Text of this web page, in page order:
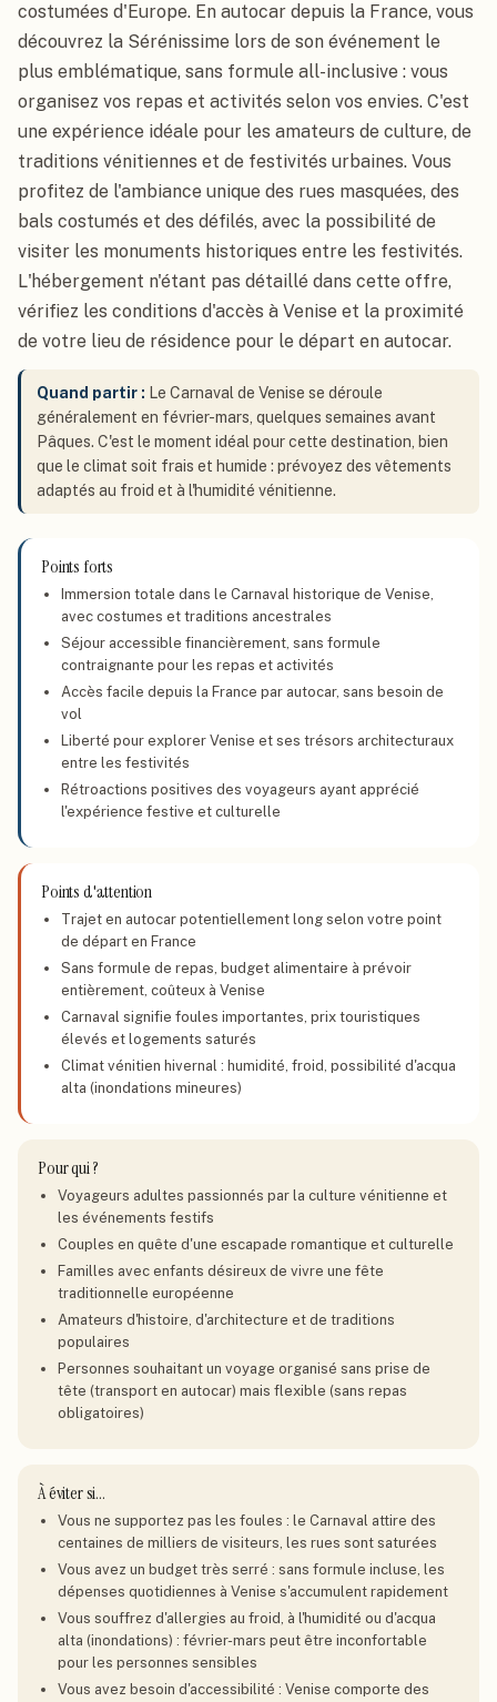
Séjour Italie
Carnaval de Venise 2011 -
Clôture 5J/4N (en autocar)
Venise, Italie
costumées d'Europe. En autocar depuis la France, vous
découvrez la Sérénissime lors de son événement le
plus emblématique, sans formule all-inclusive : vous
organisez vos repas et activités selon vos envies. C'est
une expérience idéale pour les amateurs de culture, de
traditions vénitiennes et de festivités urbaines. Vous
profitez de l'ambiance unique des rues masquées, des
bals costumés et des défilés, avec la possibilité de
visiter les monuments historiques entre les festivités.
L'hébergement n'étant pas détaillé dans cette offre,
vérifiez les conditions d'accès à Venise et la proximité
de votre lieu de résidence pour le départ en autocar.
Quand partir : Le Carnaval de Venise se déroule
généralement en février-mars, quelques semaines avant
Pâques. C'est le moment idéal pour cette destination, bien
que le climat soit frais et humide : prévoyez des vêtements
adaptés au froid et à l'humidité vénitienne.
Points forts
Immersion totale dans le Carnaval historique de Venise,
avec costumes et traditions ancestrales
Séjour accessible financièrement, sans formule
contraignante pour les repas et activités
Accès facile depuis la France par autocar, sans besoin de
vol
Liberté pour explorer Venise et ses trésors architecturaux
entre les festivités
Rétroactions positives des voyageurs ayant apprécié
l'expérience festive et culturelle
Points d'attention
Trajet en autocar potentiellement long selon votre point
de départ en France
Sans formule de repas, budget alimentaire à prévoir
entièrement, coûteux à Venise
Carnaval signifie foules importantes, prix touristiques
élevés et logements saturés
Climat vénitien hivernal : humidité, froid, possibilité d'acqua
alta (inondations mineures)
Pour qui ?
Voyageurs adultes passionnés par la culture vénitienne et
les événements festifs
Couples en quête d'une escapade romantique et culturelle
Familles avec enfants désireux de vivre une fête
traditionnelle européenne
Amateurs d'histoire, d'architecture et de traditions
populaires
Personnes souhaitant un voyage organisé sans prise de
tête (transport en autocar) mais flexible (sans repas
obligatoires)
À éviter si…
Vous ne supportez pas les foules : le Carnaval attire des
centaines de milliers de visiteurs, les rues sont saturées
Vous avez un budget très serré : sans formule incluse, les
dépenses quotidiennes à Venise s'accumulent rapidement
Vous souffrez d'allergies au froid, à l'humidité ou d'acqua
alta (inondations) : février-mars peut être inconfortable
pour les personnes sensibles
Vous avez besoin d'accessibilité : Venise comporte des